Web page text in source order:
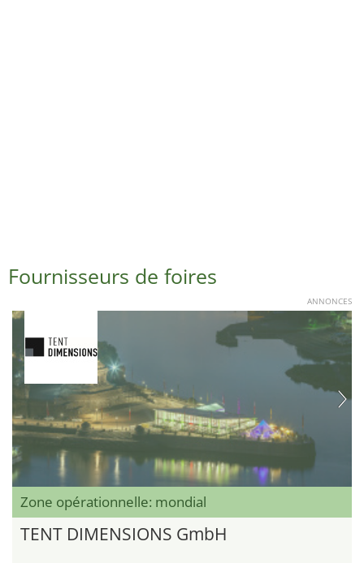
Fournisseurs de foires
ANNONCES
Zone opérationnelle: mondial
TENT DIMENSIONS GmbH